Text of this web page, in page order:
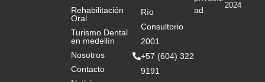
Rehabilitación
Oral
Turismo Dental
en medellín
Nosotros
Contacto
+57 (604) 322
9191
Río
Consultorio
2001
2024
ad